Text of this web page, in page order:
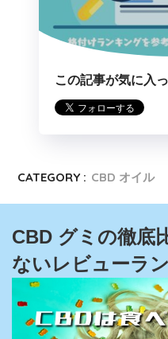
この記事が気に入
CATEGORY : CBD オイル
CBD グミの徹底
ないレビューラ